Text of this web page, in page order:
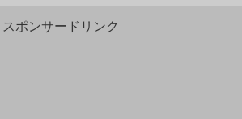
スポンサードリンク